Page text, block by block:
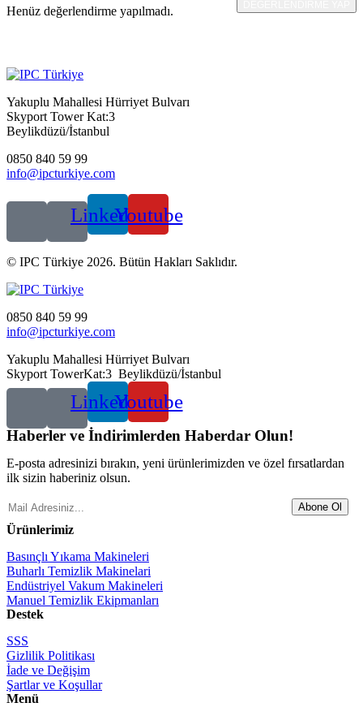
Henüz değerlendirme yapılmadı.
Yakuplu Mahallesi Hürriyet Bulvarı
Skyport Tower Kat:3
Beylikdüzü/İstanbul
0850 840 59 99
info@ipcturkiye.com
LinkedinYoutube
© IPC Türkiye 2026. Bütün Hakları Saklıdır.
0850 840 59 99
info@ipcturkiye.com
Yakuplu Mahallesi Hürriyet Bulvarı
Skyport TowerKat:3 Beylikdüzü/İstanbul
LinkedinYoutube
Haberler ve İndirimlerden Haberdar Olun!
E-posta adresinizi bırakın, yeni ürünlerimizden ve özel fırsatlardan
ilk sizin haberiniz olsun.
Abone Ol
Ürünlerimiz
Basınçlı Yıkama Makineleri
Buharlı Temizlik Makinelari
Endüstriyel Vakum Makineleri
Manuel Temizlik Ekipmanları
Destek
SSS
Gizlilik Politikası
İade ve Değişim
Şartlar ve Koşullar
Menü